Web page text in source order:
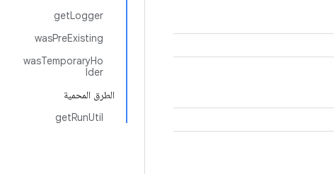
getLogger
wasPreExisting
wasTemporaryHo
lder
الطرق المحمية
getRunUtil